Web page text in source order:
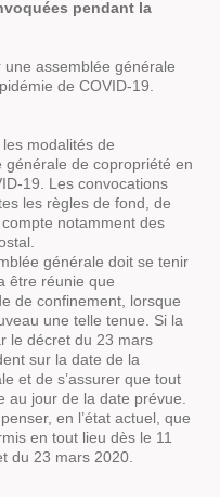
pendant la
une assemblée générale
de COVID-19.
modalités de
générale de copropriété en
19. Les convocations
les règles de fond, de
notamment des
générale doit se tenir
être réunie que
de confinement, lorsque
une telle tenue. Si la
le décret du 23 mars
sur la date de la
et de s’assurer que tout
au jour de la date prévue.
en l’état actuel, que
en tout lieu dès le 11
du 23 mars 2020.